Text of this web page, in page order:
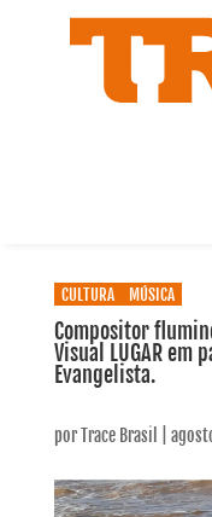
CULTURA MÚSICA
Compositor
Visual LUGAR em
Evangelista.
porTrace Brasil